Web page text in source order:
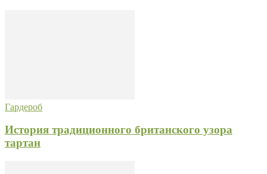
Гардероб
История традиционного британского узора
тартан